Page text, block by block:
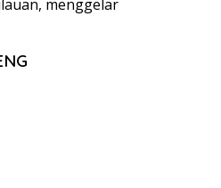
menggelar